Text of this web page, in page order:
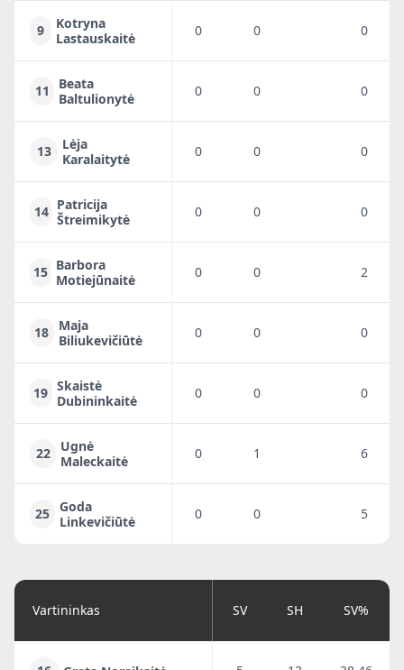
9
Kotryna
Lastauskaitė
0 0 0
11
Beata
Baltulionytė
0 0 0
13
Lėja
Karalaitytė
0 0 0
14 Patricija
Štreimikytė
0 0 0
15 Barbora
Motiejūnaitė
0 0 2
18
Maja
Biliukevičiūtė
0 0 0
19 Skaistė
Dubininkaitė
0 0 0
22
Ugnė
Maleckaitė
0 1 6
25 Goda
Linkevičiūtė
0 0 5
Vartininkas SV SH SV%